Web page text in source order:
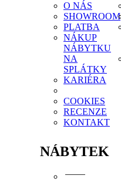
O NÁS
SHOWROOM
PLATBA
NÁKUP
NÁBYTKU
NA
SPLÁTKY
KARIÉRA
COOKIES
RECENZE
KONTAKT
NÁBYTEK